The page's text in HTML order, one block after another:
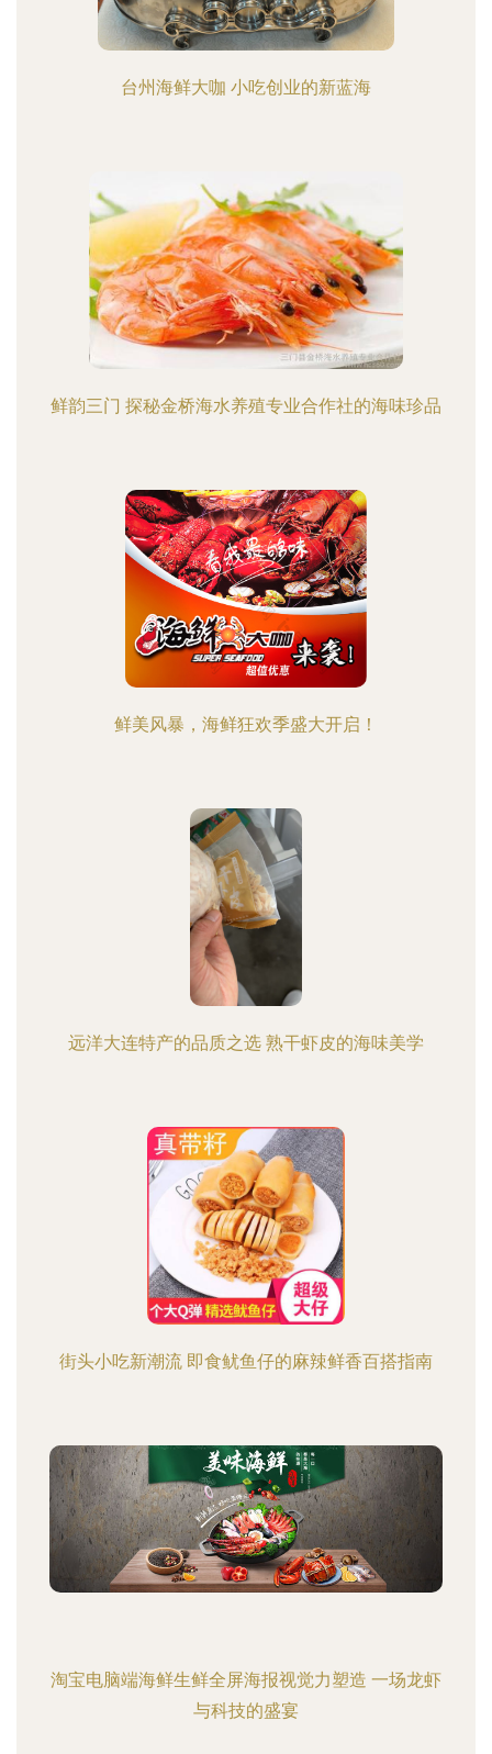
台州海鲜大咖 小吃创业的新蓝海
鲜韵三门 探秘金桥海水养殖专业合作社的海味珍品
鲜美风暴，海鲜狂欢季盛大开启！
远洋大连特产的品质之选 熟干虾皮的海味美学
街头小吃新潮流 即食鱿鱼仔的麻辣鲜香百搭指南
淘宝电脑端海鲜生鲜全屏海报视觉力塑造 一场龙虾
与科技的盛宴